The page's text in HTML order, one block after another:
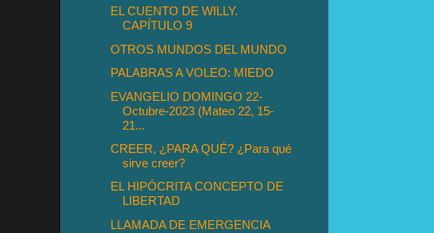
EL CUENTO DE WILLY.
CAPÍTULO 9
OTROS MUNDOS DEL MUNDO
PALABRAS A VOLEO: MIEDO
EVANGELIO DOMINGO 22-
Octubre-2023 (Mateo 22, 15-
21...
CREER, ¿PARA QUÉ? ¿Para qué
sirve creer?
EL HIPÓCRITA CONCEPTO DE
LIBERTAD
LLAMADA DE EMERGENCIA